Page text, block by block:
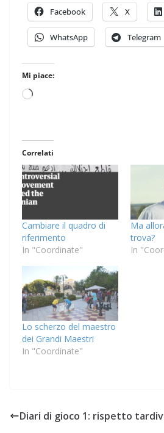
Facebook X
WhatsApp Telegram
Mi piace:
Caricamento
Correlati
Cambiare il quadro di
riferimento
In "Coordinate"
Ma
trova?
In
Lo scherzo del maestro
dei Grandi Maestri
In "Coordinate"
Diari di gioco 1: rispetto